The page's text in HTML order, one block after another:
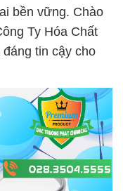
bền vững. Chào
Ty Hóa Chất
tin cậy cho